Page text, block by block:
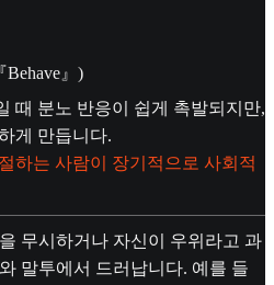
』)
때 분노 반응이 쉽게 촉발되지만,
게 만듭니다.
하는 사람이 장기적으로 사회적
무시하거나 자신이 우위라고 과
말투에서 드러납니다. 예를 들